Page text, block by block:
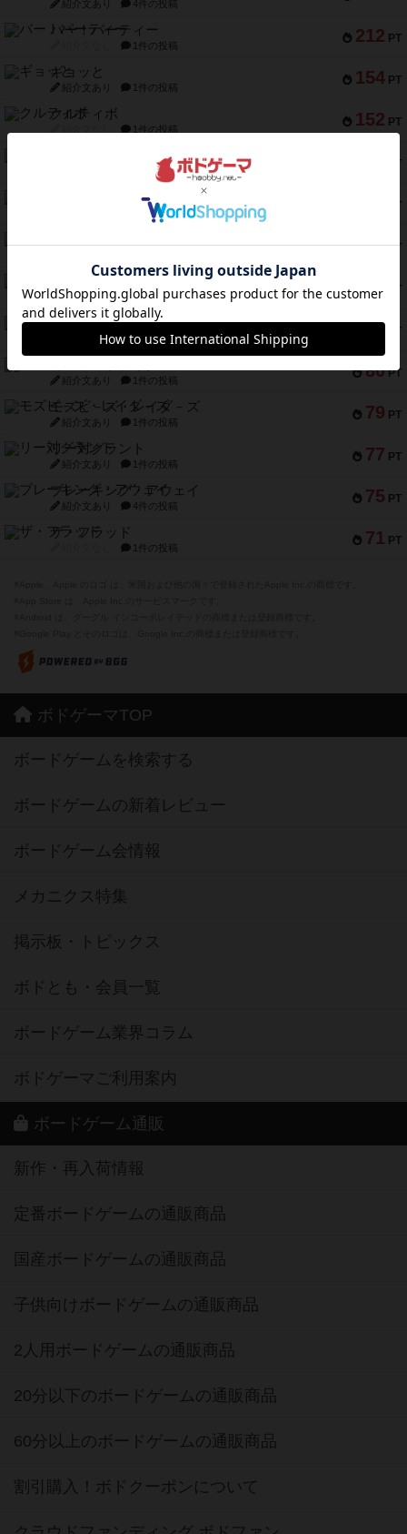
紹介文あり 4件の投稿
212 PT
バー！パーティー
1件の投稿
154 PT
ギョッと
紹介文あり 1件の投稿
152 PT
クルティボ
1件の投稿
PT
1件の投稿
PT
ドブル：ポケットモンスター
4件の投稿
118 PT
94 PT
ファースト・イン・フライト
紹介文あり 3件の投稿
88 PT
ダイススローン
紹介文なし 1件の投稿
80 PT
紹介文あり 1件の投稿
79 PT
モズビ－ズ・レイダ－ズ
紹介文あり 1件の投稿
77 PT
リー対グラント
紹介文あり 1件の投稿
75 PT
ブレーキング・アウェイ
紹介文あり 4件の投稿
71 PT
ザ・フラッド
1件の投稿
ボドゲーマTOP
ボードゲームを検索する
ボードゲームの新着レビュー
ボードゲーム会情報
メカニクス特集
掲示板・トピックス
ボドとも・会員一覧
ボードゲーム業界コラム
ボドゲーマご利用案内
ボードゲーム通販
新作・再入荷情報
定番ボードゲームの通販商品
国産ボードゲームの通販商品
子供向けボードゲームの通販商品
2人用ボードゲームの通販商品
20分以下のボードゲームの通販商品
60分以上のボードゲームの通販商品
割引購入！ボドクーポンについて